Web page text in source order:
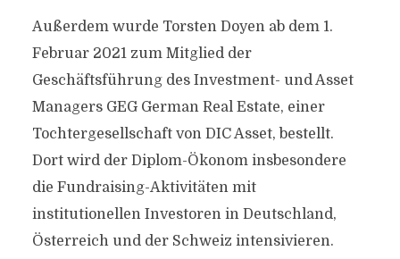
Außerdem wurde Torsten Doyen ab dem 1.
Februar 2021 zum Mitglied der
Geschäftsführung des Investment- und Asset
Managers GEG German Real Estate, einer
Tochtergesellschaft von DIC Asset, bestellt.
Dort wird der Diplom-Ökonom insbesondere
die Fundraising-Aktivitäten mit
institutionellen Investoren in Deutschland,
Österreich und der Schweiz intensivieren.